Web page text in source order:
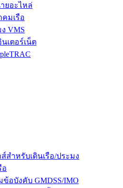
ยอะไหล่
มเรือ
VMS
เตอร์เน็ต
สำหรับเดินเรือ/ประมง
อ
อบังคับ GMDSS/IMO